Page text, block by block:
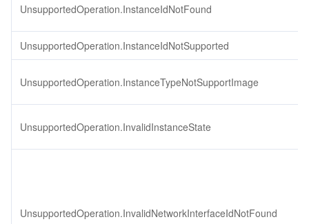
UnsupportedOperation.InstanceIdNotFound
UnsupportedOperation.InstanceIdNotSupported
UnsupportedOperation.InstanceTypeNotSupportImage
UnsupportedOperation.InvalidInstanceState
UnsupportedOperation.InvalidNetworkInterfaceIdNotFound